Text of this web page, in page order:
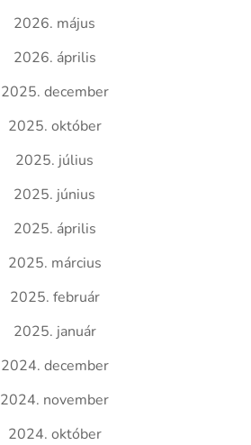
2026. május
2026. április
2025. december
2025. október
2025. július
2025. június
2025. április
2025. március
2025. február
2025. január
2024. december
2024. november
2024. október